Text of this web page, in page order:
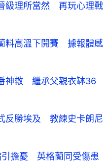
級理所當然 再玩心理戰
料高溫下開賽 據報體感
神救 繼承父親衣缽36
反勝埃及 教練史卡朗尼
引擔憂 英格蘭同受傷患